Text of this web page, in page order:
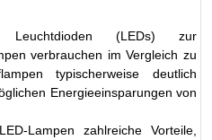
Leuchtdioden (LEDs) zur
verbrauchen im Vergleich zu
typischerweise deutlich
Energieeinsparungen von
Lampen zahlreiche Vorteile,